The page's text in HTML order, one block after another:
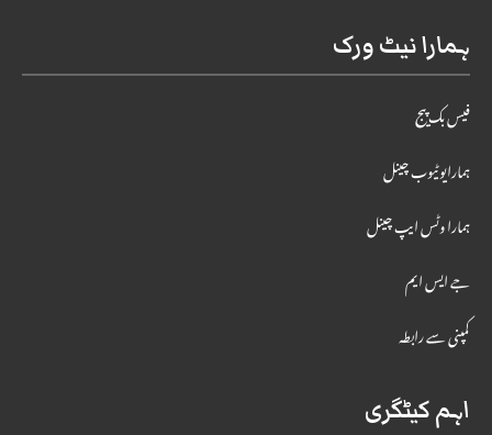
ہمارا نیٹ ورک
فیس بک پیج
ہمارایوٹیوب چینل
ہمارا وٹس ایپ چینل
جے ایس ایم
کمپنی سے رابطہ
اہم کیٹگری